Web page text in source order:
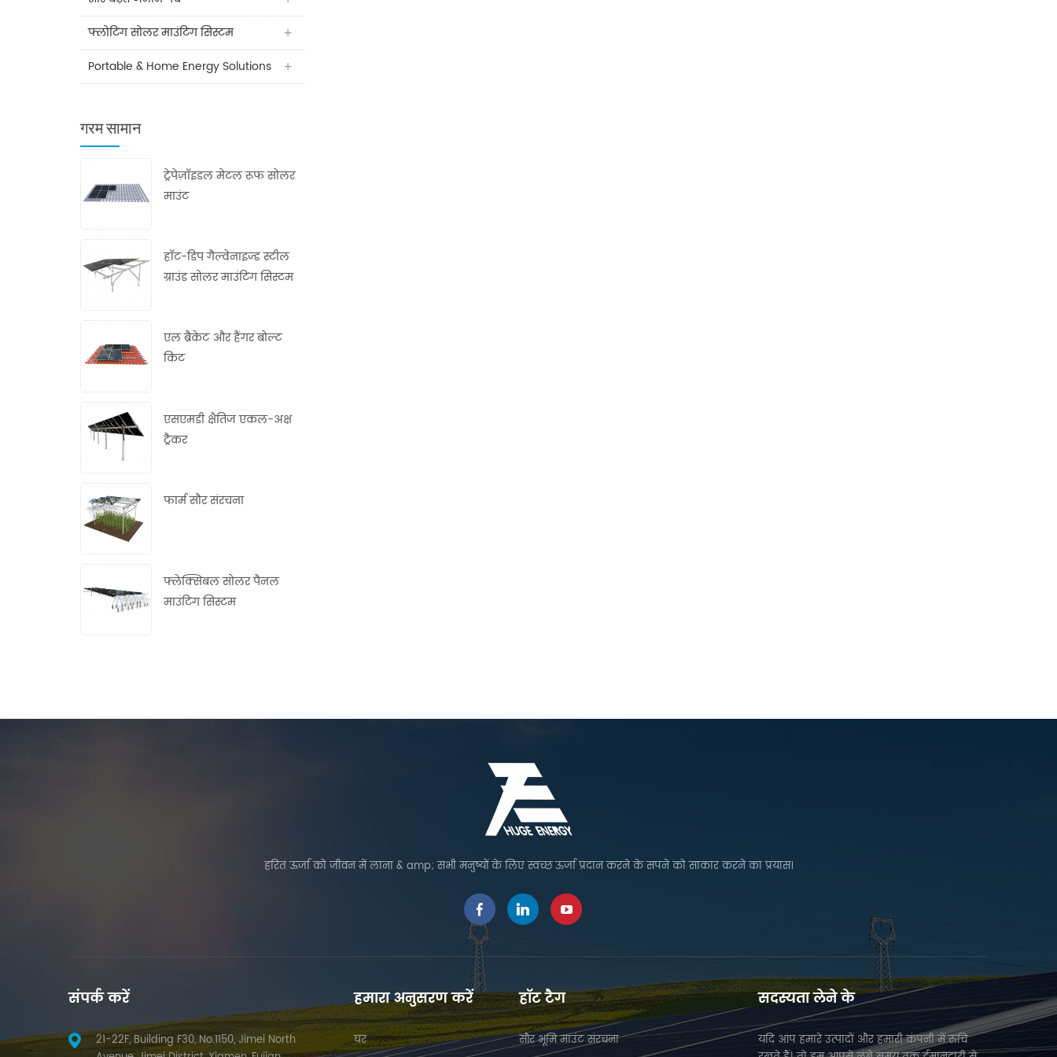
फ्लोटिंग सोलर माउंटिंग सिस्टम
Portable & Home Energy Solutions
गरम सामान
ट्रेपेज़ॉइडल मेटल रूफ सोलर
माउंट
हॉट-डिप गैल्वेनाइज्ड स्टील
ग्राउंड सोलर माउंटिंग सिस्टम
एल ब्रैकेट और हैंगर बोल्ट
किट
एसएमडी क्षैतिज एकल-अक्ष
ट्रैकर
फार्म सौर संरचना
फ्लेक्सिबल सोलर पैनल
माउंटिंग सिस्टम
हरित ऊर्जा को जीवन में लाना & amp; सभी मनुष्यों के लिए स्वच्छ ऊर्जा प्रदान करने के सपने को साकार करने का प्रयास।
संपर्क करें
21-22F, Building F30, No.1150, Jimei North
हमारा अनुसरण करें
घर
हॉट टैग
सौर भूमि माउंट संरचना
सदस्यता लेने के
यदि आप हमारे उत्पादों और हमारी कंपनी में रुचि